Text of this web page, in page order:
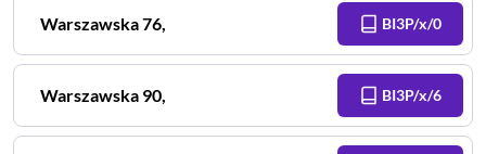
Warszawska76, BI3P/x/0
Warszawska 90, BI3P/x/6